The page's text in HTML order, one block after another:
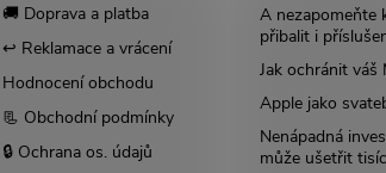
🚚 Doprava a platba
↩️ Reklamace a vrácení
Hodnocení obchodu
📃 Obchodní podmínky
🔒 Ochrana os. údajů
A nezapomeňte
přibalit i
Jak ochránit váš
Apple jako
Nenápadná
může ušetřit